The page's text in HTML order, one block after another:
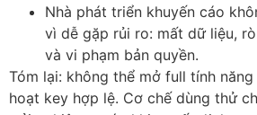
Nhà phát triển khuyến cáo
vì dễ gặp rủi ro: mất dữ liệu,
và vi phạm bản quyền.
Tóm lại: không thể mở full tính
hoạt key hợp lệ. Cơ chế dùng thử